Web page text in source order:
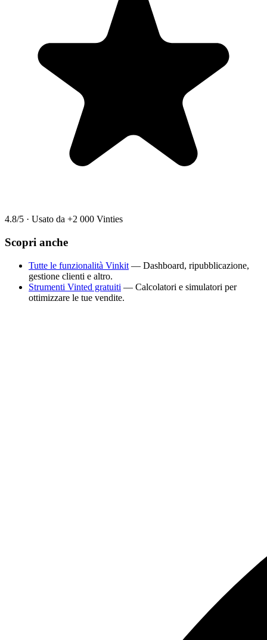
4.8/5 · Usato da +2 000 Vinties
Scopri anche
Tutte le funzionalità Vinkit — Dashboard, ripubblicazione,
gestione clienti e altro.
Strumenti Vinted gratuiti — Calcolatori e simulatori per
ottimizzare le tue vendite.